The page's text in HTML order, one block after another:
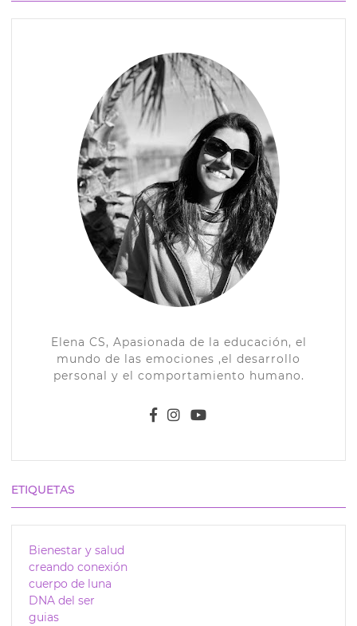
Elena CS, Apasionada de la educación, el
mundo de las emociones ,el desarrollo
personal y el comportamiento humano.
ETIQUETAS
Bienestar y salud
creando conexión
cuerpo de luna
DNA del ser
guias